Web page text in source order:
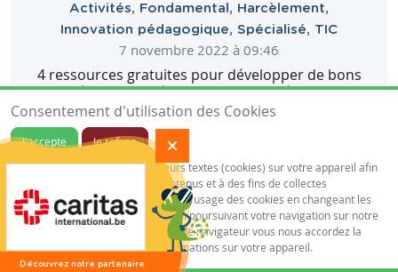
Activités, Fondamental, Harcèlement,
Innovation pédagogique, Spécialisé, TIC
7 novembre 2022 à 09:46
4 ressources gratuites pour développer de bons
réflexes numériques avec les préados!
Consentement d'utilisation des Cookies
J'accepte
Je refuse
Notre site sauvegarde des traceurs textes (cookies) sur votre appareil afin
de vous garantir de meilleurs contenus et à des fins de collectes
statistiques.Vous pouvez désactiver l'usage des cookies en changeant les
paramètres de votre navigateur. En poursuivant votre navigation sur notre
site sans changer vos paramètres de navigateur vous nous accordez la
permission de conserver des informations sur votre appareil.
Découvrez notre partenaire